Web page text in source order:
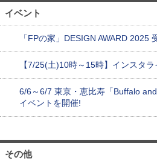
イベント
「FPの家」DESIGN AWARD 2025
【7/25(土)10時～15時】インスタ
6/6～6/7 東京・恵比寿「Buffalo
イベントを開催!
その他